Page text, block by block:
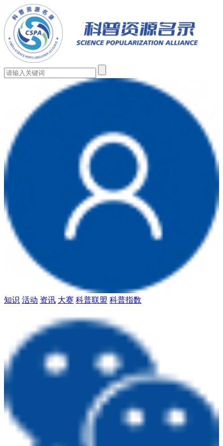
知识 活动 资讯 大赛 科普联盟 科普指数